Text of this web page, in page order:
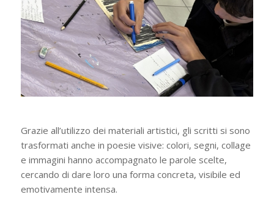
Grazie all’utilizzo dei materiali artistici, gli scritti si sono
trasformati anche in poesie visive: colori, segni, collage
e immagini hanno accompagnato le parole scelte,
cercando di dare loro una forma concreta, visibile ed
emotivamente intensa.